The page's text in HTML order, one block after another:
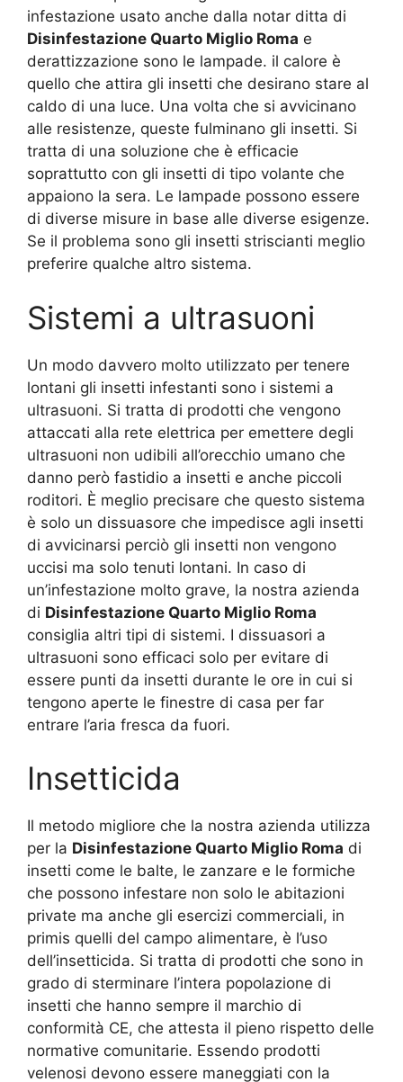
infestazione usato anche dalla notar ditta di
Disinfestazione Quarto Miglio Roma e
derattizzazione sono le lampade. il calore è
quello che attira gli insetti che desirano stare al
caldo di una luce. Una volta che si avvicinano
alle resistenze, queste fulminano gli insetti. Si
tratta di una soluzione che è efficacie
soprattutto con gli insetti di tipo volante che
appaiono la sera. Le lampade possono essere
di diverse misure in base alle diverse esigenze.
Se il problema sono gli insetti striscianti meglio
preferire qualche altro sistema.
Sistemi a ultrasuoni
Un modo davvero molto utilizzato per tenere
lontani gli insetti infestanti sono i sistemi a
ultrasuoni. Si tratta di prodotti che vengono
attaccati alla rete elettrica per emettere degli
ultrasuoni non udibili all’orecchio umano che
danno però fastidio a insetti e anche piccoli
roditori. È meglio precisare che questo sistema
è solo un dissuasore che impedisce agli insetti
di avvicinarsi perciò gli insetti non vengono
uccisi ma solo tenuti lontani. In caso di
un’infestazione molto grave, la nostra azienda
di Disinfestazione Quarto Miglio Roma
consiglia altri tipi di sistemi. I dissuasori a
ultrasuoni sono efficaci solo per evitare di
essere punti da insetti durante le ore in cui si
tengono aperte le finestre di casa per far
entrare l’aria fresca da fuori.
Insetticida
Il metodo migliore che la nostra azienda utilizza
per la Disinfestazione Quarto Miglio Roma di
insetti come le balte, le zanzare e le formiche
che possono infestare non solo le abitazioni
private ma anche gli esercizi commerciali, in
primis quelli del campo alimentare, è l’uso
dell’insetticida. Si tratta di prodotti che sono in
grado di sterminare l’intera popolazione di
insetti che hanno sempre il marchio di
conformità CE, che attesta il pieno rispetto delle
normative comunitarie. Essendo prodotti
velenosi devono essere maneggiati con la